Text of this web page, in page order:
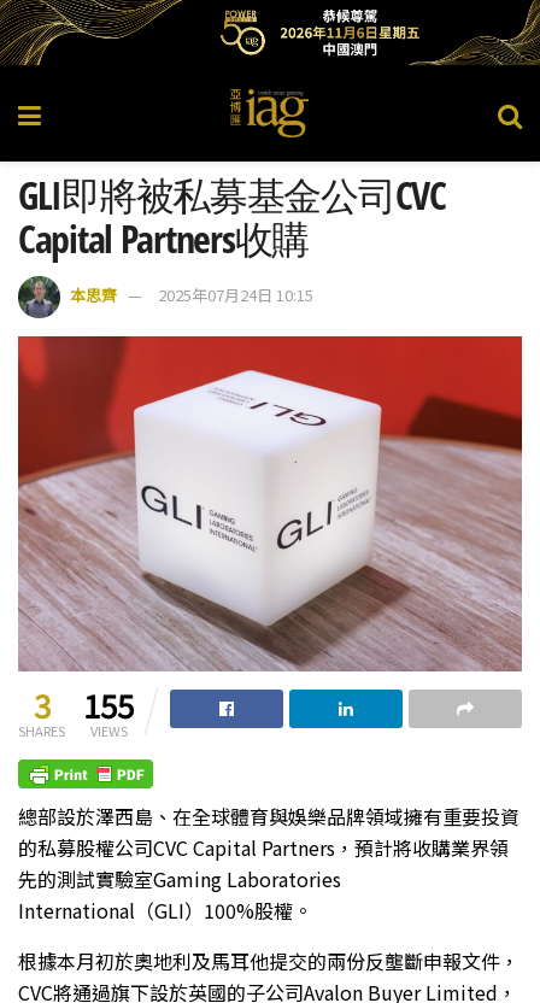
GLI即將被私募基金公司CVC
Capital Partners收購
本思齊 2025年07月24日 10:15
3
SHARES
155
VIEWS
總部設於澤西島、在全球體育與娛樂品牌領域擁有重要投資
的私募股權公司CVC Capital Partners，預計將收購業界領
先的測試實驗室Gaming Laboratories
International（GLI）100%股權。
根據本月初於奧地利及馬耳他提交的兩份反壟斷申報文件，
CVC將通過旗下設於英國的子公司Avalon Buyer Limited，